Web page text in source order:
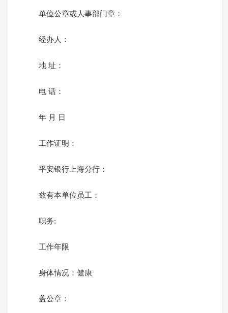
单位公章或人事部门章：
经办人：
地 址：
电 话：
年 月 日
工作证明：
平安银行上海分行：
兹有本单位员工：
职务:
工作年限
身体情况：健康
盖公章：